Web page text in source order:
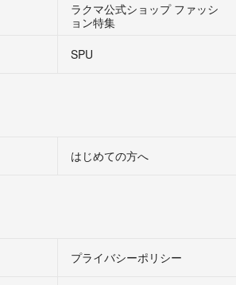
ラクマ公式ショップ ファッシ
ョン特集
SPU
はじめての方へ
プライバシーポリシー